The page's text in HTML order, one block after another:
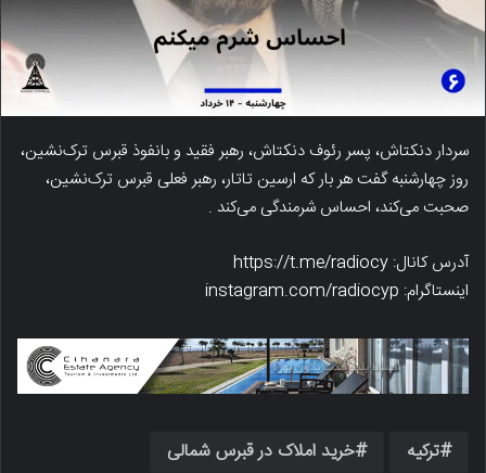
سردار دنکتاش، پسر رئوف دنکتاش، رهبر فقید و بانفوذ قبرس ترک‌نشین،
روز چهارشنبه گفت هر بار که ارسین تاتار، رهبر فعلی قبرس ترک‌نشین،
صحبت می‌کند، احساس شرمندگی می‌کند .
آدرس کانال: https://t.me/radiocy
اینستاگرام: instagram.com/radiocyp
ترکیه
خرید املاک در قبرس شمالی